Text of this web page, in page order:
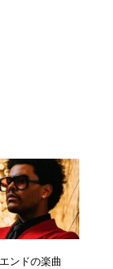
ンドの楽曲